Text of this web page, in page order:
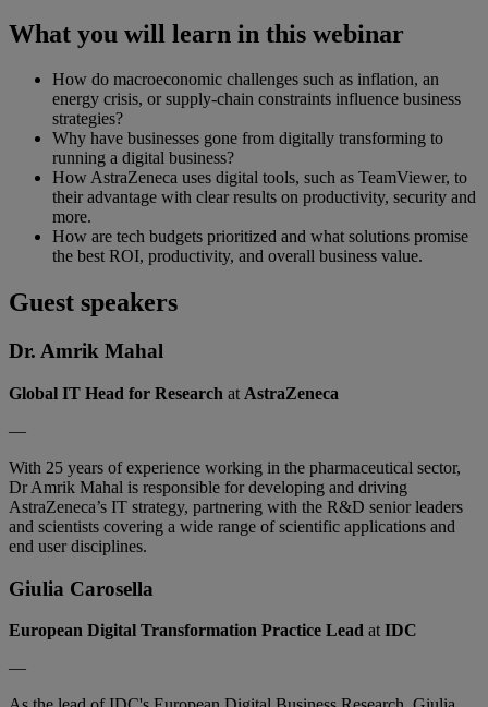
What you will learn in this webinar
How do macroeconomic challenges such as inflation, an
energy crisis, or supply-chain constraints influence business
strategies?
Why have businesses gone from digitally transforming to
running a digital business?
How AstraZeneca uses digital tools, such as TeamViewer, to
their advantage with clear results on productivity, security and
more.
How are tech budgets prioritized and what solutions promise
the best ROI, productivity, and overall business value.
Guest speakers
Dr. Amrik Mahal
Global IT Head for Research at AstraZeneca
—
With 25 years of experience working in the pharmaceutical sector,
Dr Amrik Mahal is responsible for developing and driving
AstraZeneca’s IT strategy, partnering with the R&D senior leaders
and scientists covering a wide range of scientific applications and
end user disciplines.
Giulia Carosella
European Digital Transformation Practice Lead atIDC
—